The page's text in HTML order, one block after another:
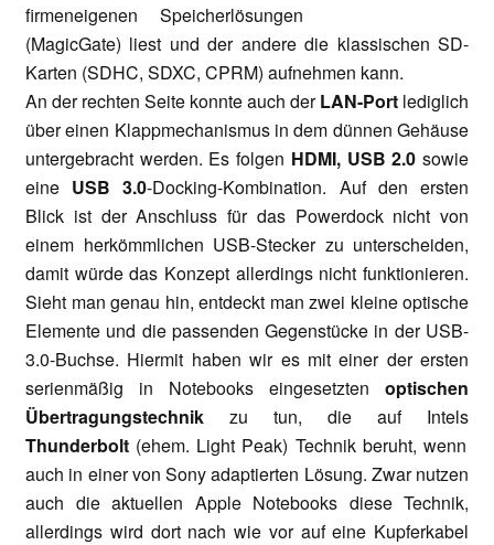
firmeneigenen Speicherlösungen
(MagicGate) liest und der andere die klassischen SD-
Karten (SDHC, SDXC, CPRM) aufnehmen kann.
An der rechten Seite konnte auch derLAN-Port lediglich
über einen Klappmechanismus in dem dünnen Gehäuse
untergebracht werden. Es folgen HDMI, USB 2.0 sowie
eine USB 3.0-Docking-Kombination. Auf den ersten
Blick ist der Anschluss für das Powerdock nicht von
einem herkömmlichen USB-Stecker zu unterscheiden,
damit würde das Konzept allerdings nicht funktionieren.
Sieht man genau hin, entdeckt man zwei kleine optische
Elemente und die passenden Gegenstücke in der USB-
3.0-Buchse. Hiermit haben wir es mit einer der ersten
serienmäßig in Notebooks eingesetzten optischen
Übertragungstechnik zu tun, die auf
Intels
Thunderbolt (ehem. Light Peak) Technik beruht, wenn
auch in einer von Sony adaptierten Lösung. Zwar nutzen
auch die aktuellen Apple Notebooks diese Technik,
allerdings wird dort nach wie vor auf eine Kupferkabel